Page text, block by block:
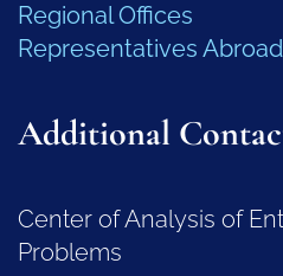
Regional Offices
Representatives Abroad
Additional
Center of Analysis of
Problems